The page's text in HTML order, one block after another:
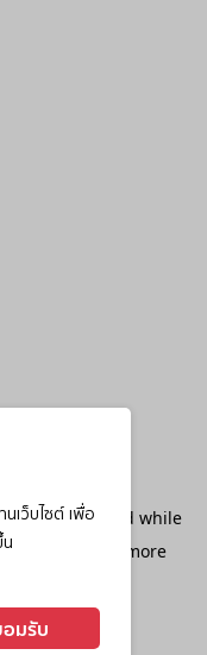
เว็บไซต์ เพื่อ
น
มรับ
has occurred while
console
for more